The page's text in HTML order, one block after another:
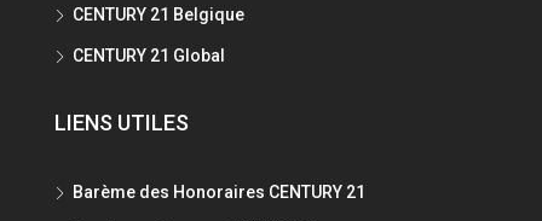
CENTURY 21 Belgique
CENTURY 21 Global
LIENS UTILES
Barème des Honoraires CENTURY 21